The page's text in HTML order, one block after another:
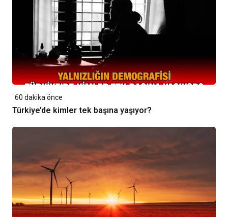
60 dakika önce
Türkiye’de kimler tek başına yaşıyor?